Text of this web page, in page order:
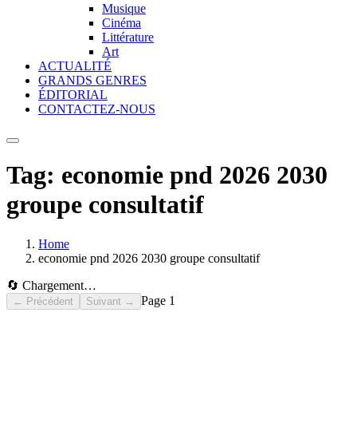
Musique
Cinéma
Littérature
Art
ACTUALITÉ
GRANDS GENRES
ÉDITORIAL
CONTACTEZ-NOUS
Tag: economie pnd 2026 2030
groupe consultatif
Home
economie pnd 2026 2030 groupe consultatif
🔄 Chargement…
← Précédent Suivant → Page 1